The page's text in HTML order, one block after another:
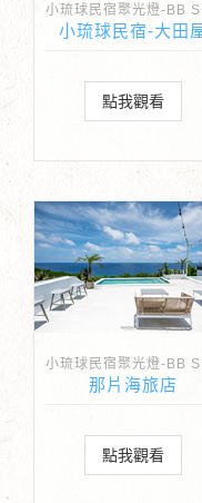
小琉球民宿-大田
點我觀看
那片海旅店
點我觀看